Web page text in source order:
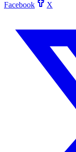
Facebook X